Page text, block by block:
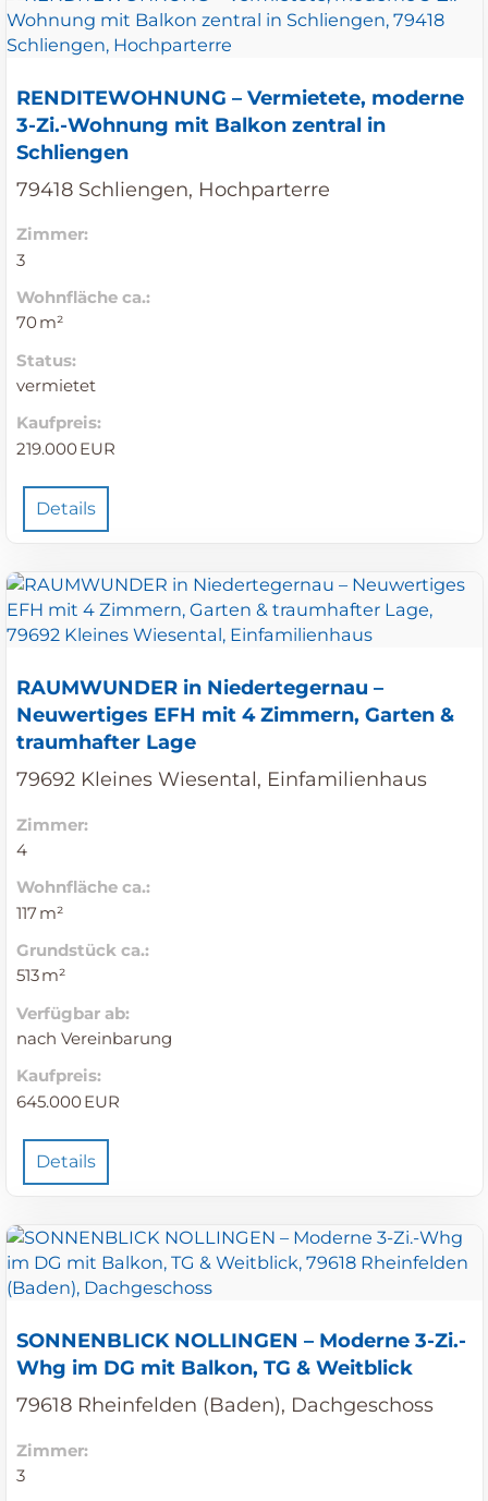
RENDITEWOHNUNG – Vermietete, moderne
3-Zi.-Wohnung mit Balkon zentral in
Schliengen
79418 Schliengen, Hochparterre
Zimmer:
3
Wohnfläche ca.:
70 m²
Status:
vermietet
Kaufpreis:
219.000 EUR
Details
RAUMWUNDER in Niedertegernau –
Neuwertiges EFH mit 4 Zimmern, Garten &
traumhafter Lage
79692 Kleines Wiesental, Einfamilienhaus
Zimmer:
4
Wohnfläche ca.:
117 m²
Grund­stück ca.:
513 m²
Verfügbar ab:
nach Vereinbarung
Kaufpreis:
645.000 EUR
Details
SONNENBLICK NOLLINGEN – Moderne 3-Zi.-
Whg im DG mit Balkon, TG & Weitblick
79618 Rheinfelden (Baden), Dachgeschoss
Zimmer:
3